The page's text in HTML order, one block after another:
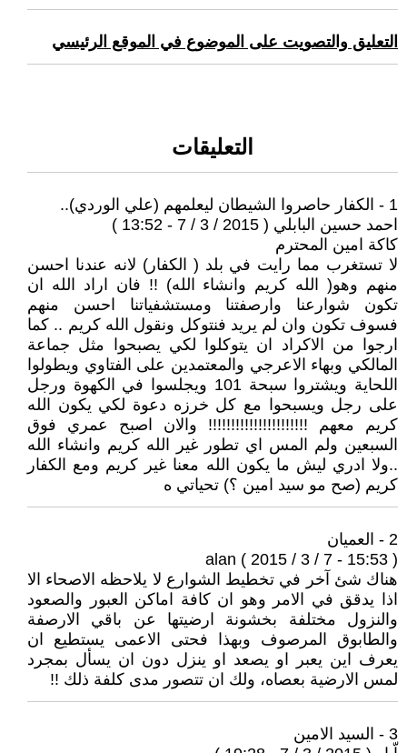
التعليق والتصويت على الموضوع في الموقع الرئيسي
التعليقات
1 - الكفار حاصروا الشيطان ليعلمهم (علي الوردي)..
احمد حسين البابلي ( 2015 / 3 / 7 - 13:52 )
كاكة امين المحترم
لا تستغرب مما رايت في بلد ( الكفار) لانه عندنا احسن
منهم وهو( الله كريم وانشاء الله) !! فان اراد الله ان
تكون شوارعنا وارصفتنا ومستشفياتنا احسن منهم
فسوف تكون وان لم يريد فنتوكل ونقول الله كريم .. كما
ارجوا من الاكراد ان يتوكلوا لكي يصبحوا مثل جماعة
المالكي وبهاء الاعرجي والمعتمدين على الفتاوي ويطولوا
اللحاية ويشتروا سبحة 101 ويجلسوا في الكهوة ورجل
على رجل ويسبحوا مع كل خرزه دعوة لكي يكون الله
كريم معهم !!!!!!!!!!!!!!!!!!!!!! والان اصبح عمري فوق
السبعين ولم المس اي تطور غير الله كريم وانشاء الله
..ولا ادري ليش ما يكون الله معنا غير كريم ومع الكفار
كريم (صح مو سيد امين ؟) تحياتي ه
2 - العميان
alan ( 2015 / 3 / 7 - 15:53 )
هناك شئ آخر في تخطيط الشوارع لا يلاحظه الاصحاء الا
اذا يدقق في الامر وهو ان كافة اماكن العبور والصعود
والنزول مختلفة بخشونة ارضيتها عن باقي الارصفة
والطابوق المرصوف وبهذا فحتى الاعمى يستطيع ان
يعرف اين يعبر او يصعد او ينزل دون ان يسأل بمجرد
لمس الارضية بعصاه، ولك ان تتصور مدى كلفة ذلك !!
3 - السيد الامين